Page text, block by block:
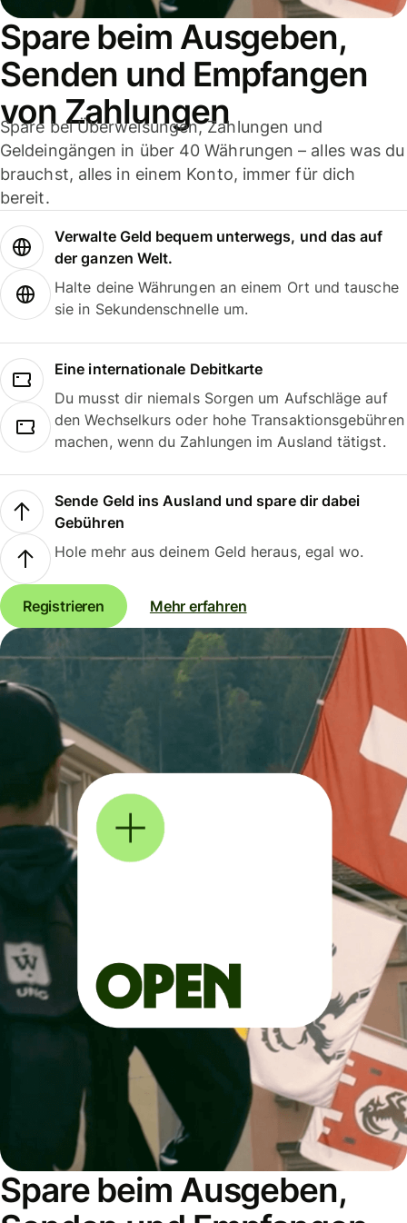
Spare beim Ausgeben,
Senden und Empfangen
von Zahlungen
Spare bei Überweisungen, Zahlungen und
Geldeingängen in über 40 Währungen – alles was du
brauchst, alles in einem Konto, immer für dich
bereit.
Verwalte Geld bequem unterwegs, und das auf
der ganzen Welt.
Halte deine Währungen an einem Ort und tausche
sie in Sekundenschnelle um.
Eine internationale Debitkarte
Du musst dir niemals Sorgen um Aufschläge auf
den Wechselkurs oder hohe Transaktionsgebühren
machen, wenn du Zahlungen im Ausland tätigst.
Sende Geld ins Ausland und spare dir dabei
Gebühren
Hole mehr aus deinem Geld heraus, egal wo.
Registrieren Mehr erfahren
Spare beim Ausgeben,